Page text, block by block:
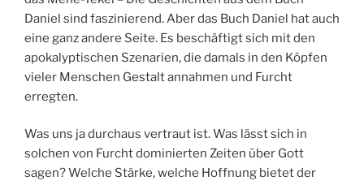
Daniel sind faszinierend. Aber das Buch Daniel hat auch
eine ganz andere Seite. Es beschäftigt sich mit den
apokalyptischen Szenarien, die damals in den Köpfen
vieler Menschen Gestalt annahmen und Furcht
erregten.
Was uns ja durchaus vertraut ist. Was lässt sich in
solchen von Furcht dominierten Zeiten über Gott
sagen? Welche Stärke, welche Hoffnung bietet der